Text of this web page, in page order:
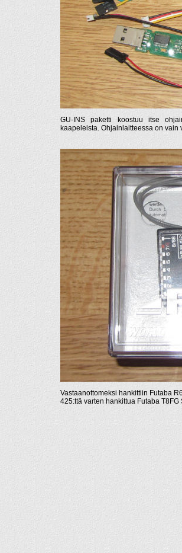
GU-INS paketti koostuu itse
kaapeleista. Ohjainlaitteessa on
Vastaanottomeksi hankittiin Futaba
425:ttä varten hankittua Futaba T8FG